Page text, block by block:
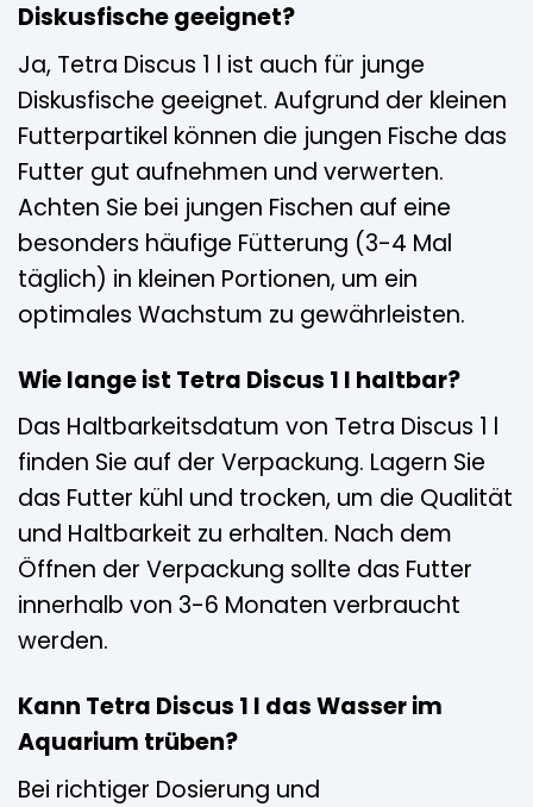
Diskusfische geeignet?
Ja, Tetra Discus 1 l ist auch für junge
Diskusfische geeignet. Aufgrund der kleinen
Futterpartikel können die jungen Fische das
Futter gut aufnehmen und verwerten.
Achten Sie bei jungen Fischen auf eine
besonders häufige Fütterung (3-4 Mal
täglich) in kleinen Portionen, um ein
optimales Wachstum zu gewährleisten.
Wie lange ist Tetra Discus 1 l haltbar?
Das Haltbarkeitsdatum von Tetra Discus 1 l
finden Sie auf der Verpackung. Lagern Sie
das Futter kühl und trocken, um die Qualität
und Haltbarkeit zu erhalten. Nach dem
Öffnen der Verpackung sollte das Futter
innerhalb von 3-6 Monaten verbraucht
werden.
Kann Tetra Discus 1 l das Wasser im
Aquarium trüben?
Bei richtiger Dosierung und